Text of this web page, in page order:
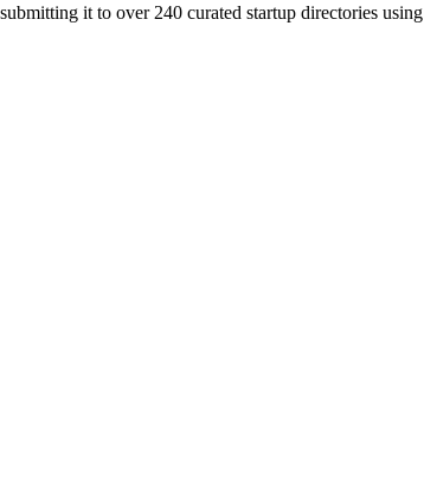
it to over 240 curated startup directories using